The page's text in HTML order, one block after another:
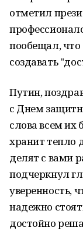
отметил
пообещал,
создавать
Путин,
с Днем
слова всем их
хранит тепло
делят с вами
подчеркнул
уверенность,
надежно
достойно